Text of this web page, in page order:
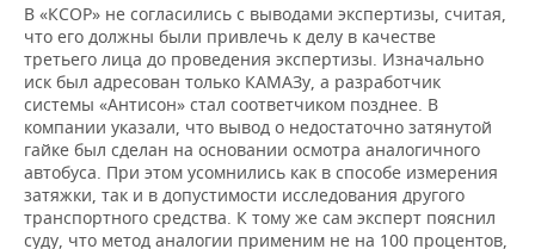
В «КСОР» не согласились с выводами экспертизы, считая,
что его должны были привлечь к делу в качестве
третьего лица до проведения экспертизы. Изначально
иск был адресован только КАМАЗу, а разработчик
системы «Антисон» стал соответчиком позднее. В
компании указали, что вывод о недостаточно затянутой
гайке был сделан на основании осмотра аналогичного
автобуса. При этом усомнились как в способе измерения
затяжки, так и в допустимости исследования другого
транспортного средства. К тому же сам эксперт пояснил
суду, что метод аналогии применим не на 100 процентов,